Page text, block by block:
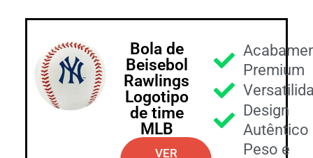
Bola de
Beisebol
Rawlings
Logotipo
de time
MLB
VER
Premium
Design
Autêntico
Peso e